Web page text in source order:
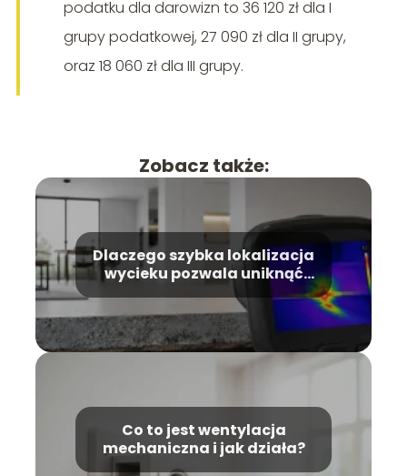
podatku dla darowizn to 36 120 zł dla I
grupy podatkowej, 27 090 zł dla II grupy,
oraz 18 060 zł dla III grupy.
Zobacz także:
Dlaczego szybka lokalizacja
wycieku pozwala uniknąć
kosztownego remontu?
Co to jest wentylacja
mechaniczna i jak działa?